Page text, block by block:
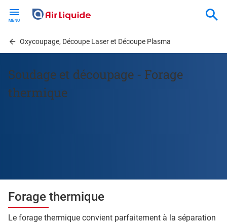
contentOxycoupage, Découpe Laser et Découpe Plasma
Soudage et découpage - Forage
thermique
Forage thermique
Le forage thermique convient parfaitement à la séparation